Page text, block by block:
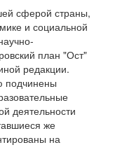
сферой страны,
и социальной
план "Ост"
редакции.
подчинены
деятельности
же
на